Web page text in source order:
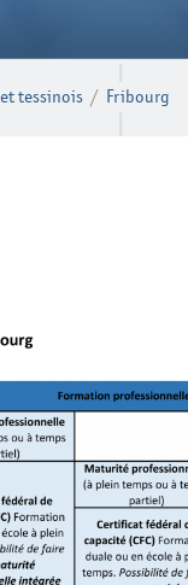
tessinois / Fribourg